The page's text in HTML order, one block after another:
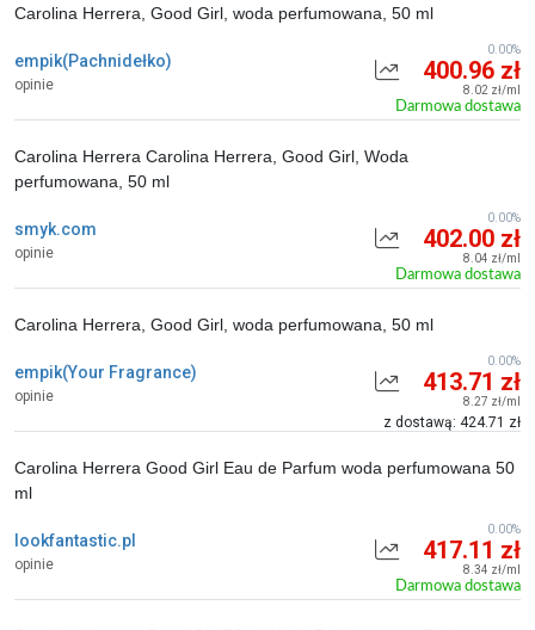
empik(Pachnidełko)
opinie
Carolina Herrera, Good Girl, woda perfumowana, 50 ml
400.96 zł
8.02 zł/ml
Darmowa dostawa
0.00%
smyk.com
opinie
Carolina Herrera Carolina Herrera, Good Girl, Woda
perfumowana, 50 ml
402.00 zł
8.04 zł/ml
Darmowa dostawa
0.00%
empik(Your Fragrance)
opinie
Carolina Herrera, Good Girl, woda perfumowana, 50 ml
413.71 zł
8.27 zł/ml
z dostawą: 424.71 zł
0.00%
lookfantastic.pl
opinie
Carolina Herrera Good Girl Eau de Parfum woda perfumowana 50
ml
417.11 zł
8.34 zł/ml
Darmowa dostawa
0.00%